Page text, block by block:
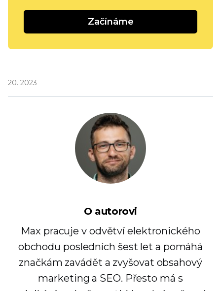
Začínáme
20. 2023
O autorovi
Max pracuje v odvětví elektronického
obchodu posledních šest let a pomáhá
značkám zavádět a zvyšovat obsahový
marketing a SEO. Přesto má s